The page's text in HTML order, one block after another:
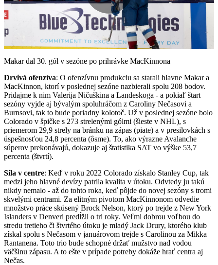
Play
Video
Makar dal 30. gól v sezóne po prihrávke MacKinnona
Drvivá ofenzíva: O ofenzívnu produkciu sa starali hlavne Makar a
MacKinnon, ktorí v poslednej sezóne nazbierali spolu 208 bodov.
Pridajme k nim Valerija Ničuškina a Landeskoga - a pokiaľ štart
sezóny vyjde aj bývalým spoluhráčom z Caroliny Nečasovi a
Burnsovi, tak to bude poriadny kolotoč. Už v poslednej sezóne bolo
Colorado v špičke s 273 strelenými gólmi (šieste v NHL), s
priemerom 29,9 strely na bránku na zápas (piate) a v presilovkách s
úspešnosťou 24,8 percenta (ôsme). To, ako výrazne Avalanche
súperov prekonávajú, dokazuje aj štatistika SAT vo výške 53,7
percenta (štvrtí).
Sila v centre: Keď v roku 2022 Colorado získalo Stanley Cup, tak
medzi jeho hlavné devízy patrila kvalita v útoku. Odvtedy ju takú
nikdy nemalo - až do tohto roka, keď pôjde do novej sezóny s tromi
skvelými centrami. Za elitným pivotom MacKinnonom odvedie
množstvo práce skúsený Brock Nelson, ktorý po trejde z New York
Islanders v Denveri predĺžil o tri roky. Veľmi dobrou voľbou do
stredu tretieho či štvrtého útoku je mladý Jack Drury, ktorého klub
získal spolu s Nečasom v januárovom trejde s Carolinou za Mikka
Rantanena. Toto trio bude schopné držať mužstvo nad vodou
väčšinu zápasu. A to ešte v prípade potreby dokáže hrať centra aj
Nečas.